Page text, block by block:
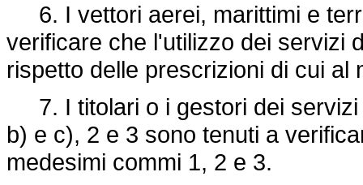
6. I vettori aerei, marittimi e
verificare che l'utilizzo dei servizi
rispetto delle prescrizioni di cui al
7. I titolari o i gestori dei servizi
b) e c), 2 e 3 sono tenuti a
medesimi commi 1, 2 e 3.